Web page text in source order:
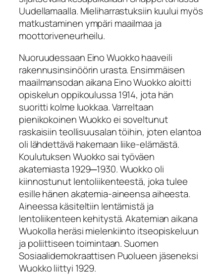
Uudellamaalla. Mieliharrastuksiin kuului myös
matkustaminen ympäri maailmaa ja
moottoriveneurheilu.
Nuoruudessaan Eino Wuokko haaveili
rakennusinsinöörin urasta. Ensimmäisen
maailmansodan aikana Eino Wuokko aloitti
opiskelun oppikoulussa 1914, jota hän
suoritti kolme luokkaa. Varreltaan
pienikokoinen Wuokko ei soveltunut
raskaisiin teollisuusalan töihin, joten elantoa
oli lähdettävä hakemaan liike-elämästä.
Koulutuksen Wuokko sai työväen
akatemiasta 1929─1930. Wuokko oli
kiinnostunut lentoliikenteestä, joka tulee
esille hänen akatemia-aineensa aiheesta.
Aineessa käsiteltiin lentämistä ja
lentoliikenteen kehitystä. Akatemian aikana
Wuokolla heräsi mielenkiinto itseopiskeluun
ja poliittiseen toimintaan. Suomen
Sosiaalidemokraattisen Puolueen jäseneksi
Wuokko liittyi 1929.